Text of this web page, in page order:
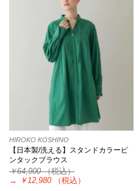
HIROKO KOSHINO
【日本製/洗える】スタンドカラーピ
ンタックブラウス
￥64,900（税込）
→
￥12,980 （税込）